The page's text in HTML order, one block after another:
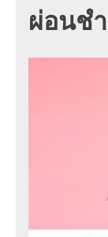
ผ่อนช